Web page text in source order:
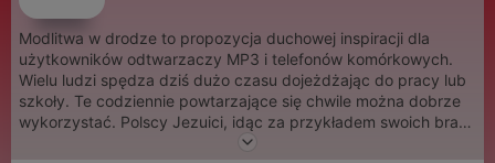
Modlitwa w drodze to propozycja duchowej inspiracji dla
użytkowników odtwarzaczy MP3 i telefonów komórkowych.
Wielu ludzi spędza dziś dużo czasu dojeżdżając do pracy lub
szkoły. Te codziennie powtarzające się chwile można dobrze
wykorzystać. Polscy Jezuici, idąc za przykładem swoich braci
z Wielkiej Brytanii, zaproponowali serie około